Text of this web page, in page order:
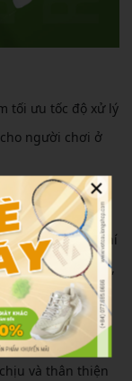
tối ưu tốc độ xử lý
người chơi ở
sức cản không khí
phản tạt nhanh,
lưới liên tục.
và thân thiện
×